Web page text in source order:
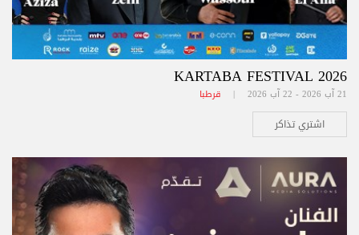
KARTABA FESTIVAL 2026
21 آب 2026 - 22 آب 2026 | قرطبا
اشتري تذاكر